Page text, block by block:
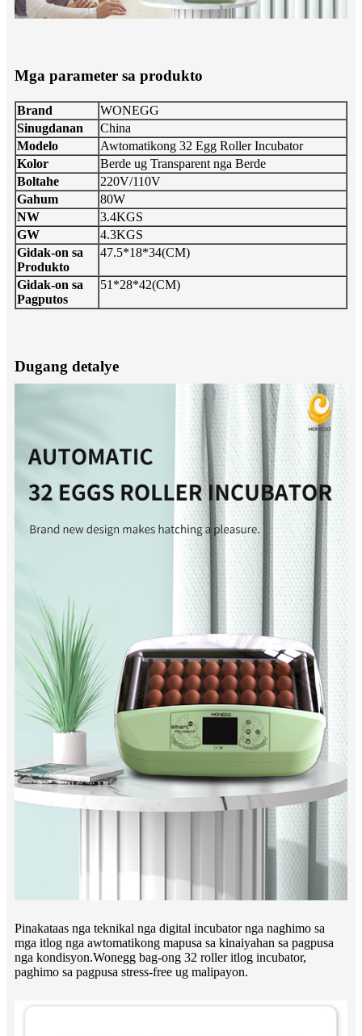
Mga parameter sa produkto
Brand
WONEGG
Sinugdanan
China
Modelo
Awtomatikong 32 Egg Roller Incubator
Kolor
Berde ug Transparent nga Berde
Boltahe
220V/110V
Gahum
80W
NW
3.4KGS
GW
4.3KGS
Gidak-on sa
Produkto
47.5*18*34(CM)
Gidak-on sa
Pagputos
51*28*42(CM)
Dugang detalye
Pinakataas nga teknikal nga digital incubator nga naghimo sa
mga itlog nga awtomatikong mapusa sa kinaiyahan sa pagpusa
nga kondisyon.Wonegg bag-ong 32 roller itlog incubator,
paghimo sa pagpusa stress-free ug malipayon.